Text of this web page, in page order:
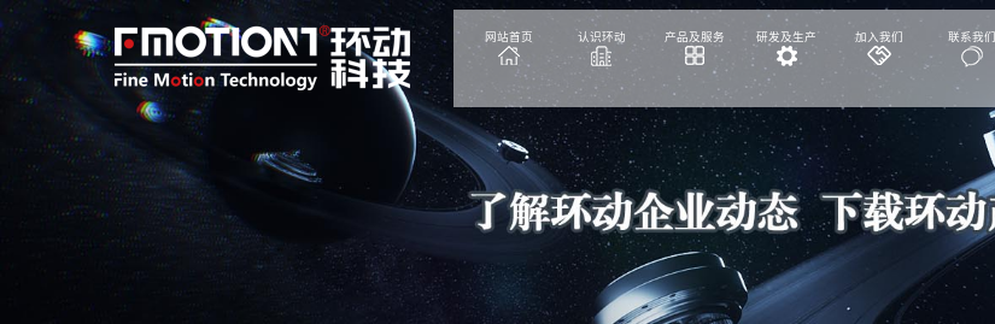
网站首页 认识环动 产品及服务 研发及生产 加入我们 联系我们